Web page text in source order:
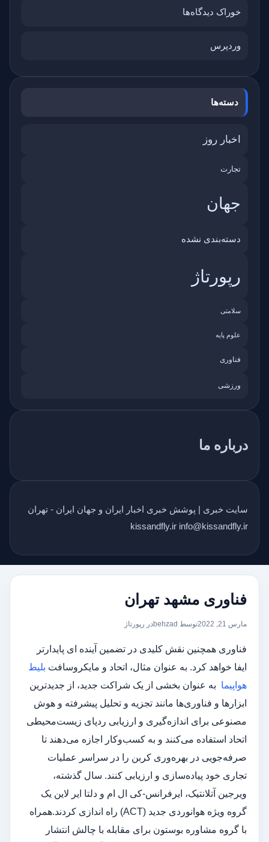
خوراک دیدگاه‌ها
وردپرس
دسته‌ها
اخبار روز
تجارت
جهان
دسته‌بندی نشده
رپورتاژ
سلامتی
علوم پایه
فناوری
ورزشی
درباره ما
سایت خبری | پوشش خبری اخبار ایران و جهان ایران - تهران
kissandfly.ir info@kissandfly.ir
فناوری مشهد تهران
مارس 21, 2022 توسط behzad در رپورتاژ
فناوری همچنین نقش کلیدی در تضمین آینده ای پایدارتر
ایفا خواهد کرد. به عنوان مثال، اتحاد و مایکروسافت بلیط
هواپیما به عنوان بخشی از یک شراکت جدید، از جدیدترین
ابزارها و فناوری‌ها مانند تجزیه و تحلیل پیشرفته و هوش
مصنوعی برای اندازه‌گیری و ارزیابی ردپای زیست‌محیطی
اتحاد استفاده می‌کنند و به کسب‌وکار اجازه می‌دهند تا
صرفه‌جویی در بهره‌وری کربن را در سراسر عملیات
تجاری خود پیاده‌سازی و ارزیابی کنند. سال گذشته،
ویرجین آتلانتیک، ایرفرانس-کی ال ام و دلتا ایر لاین یک
گروه ویژه هوانوردی جدید (ACT) راه اندازی کردند.همراه
با گروه مشاوره بوستون برای مقابله با چالش انتشار